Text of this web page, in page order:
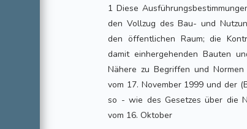
1 Diese
den Vollzug des Bau- und
den öffentlichen Raum; die
damit einhergehenden Bauten
Nähere zu Begriffen und
vom 17. November 1999 und der
so - wie des Gesetzes über die
vom 16. Oktober